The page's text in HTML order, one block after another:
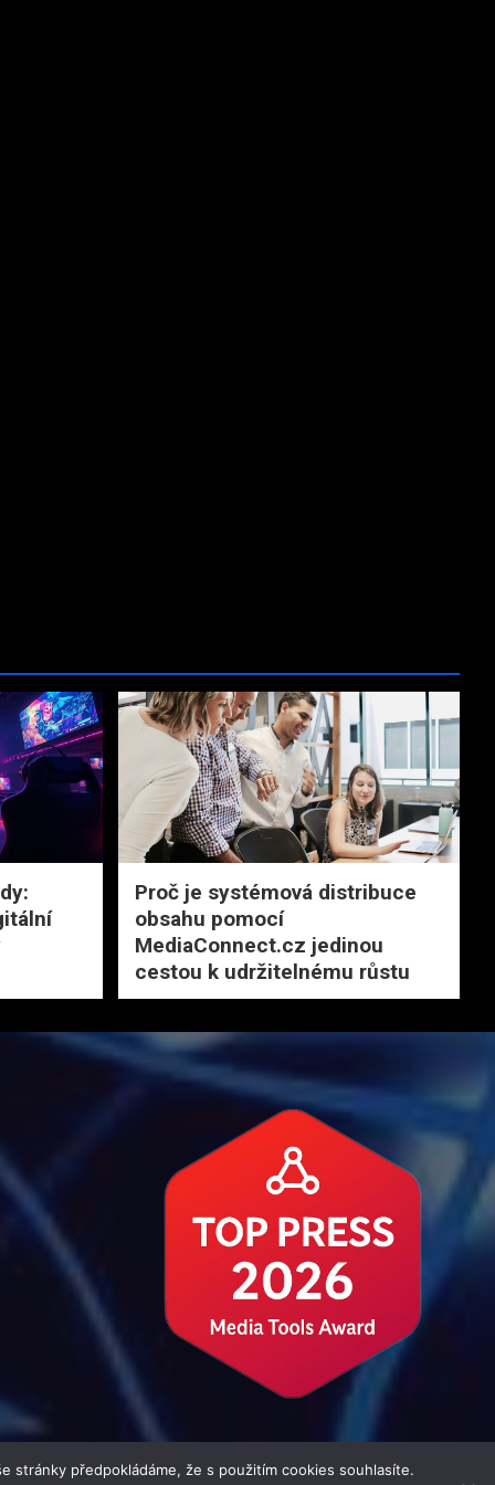
Proč je systémová distribuce
obsahu pomocí
MediaConnect.cz jedinou
cestou k udržitelnému růstu
stránky předpokládáme, že s použitím cookies souhlasíte.